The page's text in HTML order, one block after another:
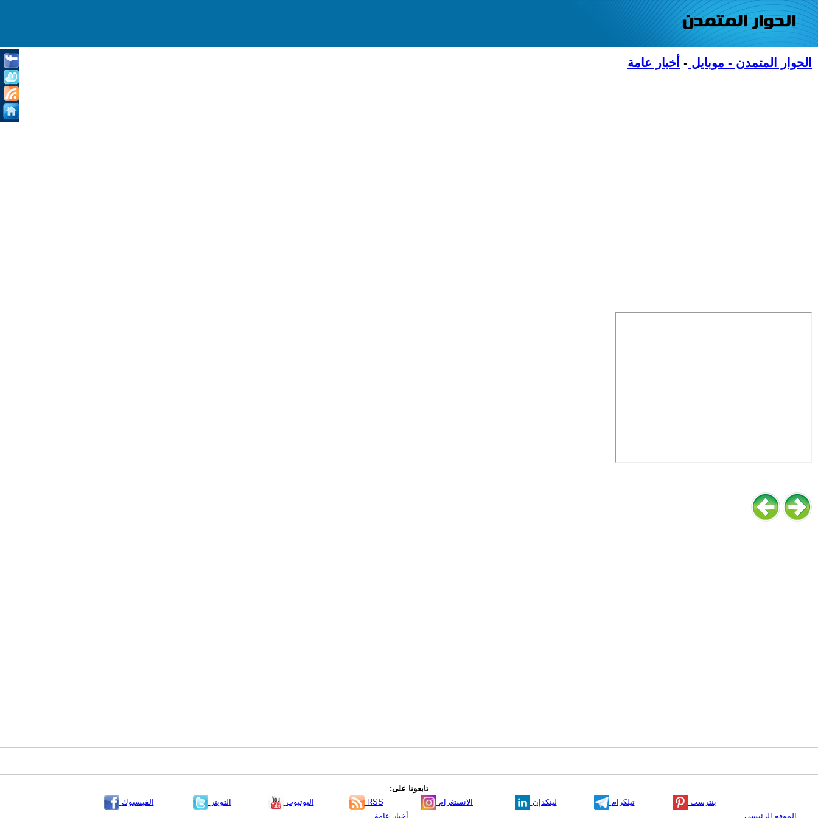
الحوار المتمدن - موبايل - أخبار عامة
تابعونا على:
الفيسبوك
التويتر اليوتيوب RSS الانستغرام لينكدإن تيلكرام
بنترست
الموقع الرئيسي
أخبار عامة